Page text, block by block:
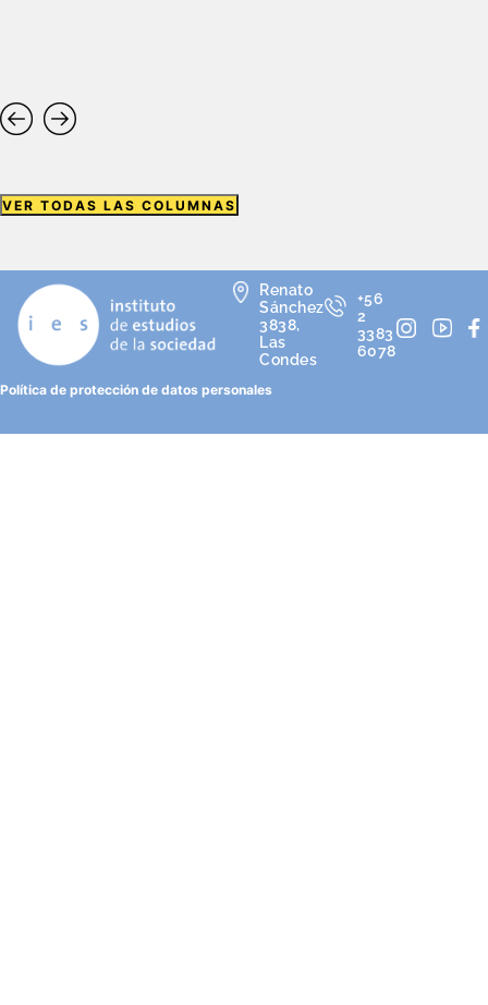
VER TODAS LAS COLUMNAS
Renato
Sánchez
3838,
Las
Condes
+56
2
3383
6078
Política de protección de datos personales